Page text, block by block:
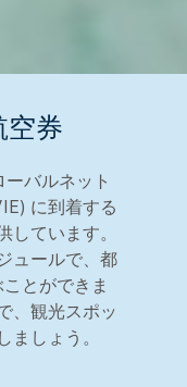
空券
バルネット
に到着する
しています。
ュールで、都
とができま
、観光スポッ
ましょう。